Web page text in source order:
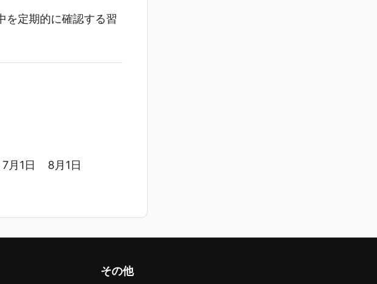
を定期的に確認する習
7月1日
8月1日
その他